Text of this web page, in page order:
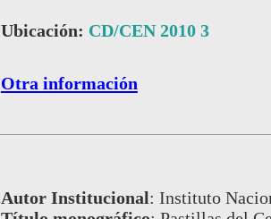
Ubicación: CD/CEN 2010 3
Otra información
Autor Institucional: Instituto